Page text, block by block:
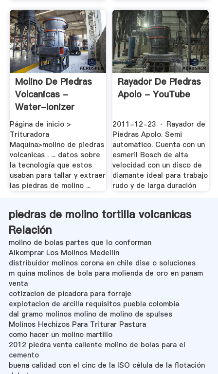
Molino De Piedras
Volcanicas -
Water-Ionizer
Página de inicio >
Trituradora
Maquina>molino de piedras
volcanicas . ... datos sobre
la tecnología que estos
usaban para tallar y extraer
las piedras de molino ...
Rayador De Piedras
Apolo - YouTube
2011-12-23 · Rayador de
Piedras Apolo. Semi
automático. Cuenta con un
esmeril Bosch de alta
velocidad con un disco de
diamante ideal para trabajo
rudo y de larga duración
piedras de molino tortilla volcanicas
Relación
molino de bolas partes que lo conforman
Alkomprar Los Molinos Medellin
distribuidor molinos corona en chile dise o soluciones
m quina molinos de bola para molienda de oro en panam
venta
cotizacion de picadora para forraje
explotacion de arcilla requisitos puebla colombia
dal gramo molinos molino de molino de spulses
Molinos Hechizos Para Triturar Pastura
como hacer un molino martillo
2012 piedra venta caliente molino de bolas para el
cemento
buena calidad con el cinc de la ISO célula de la flotación